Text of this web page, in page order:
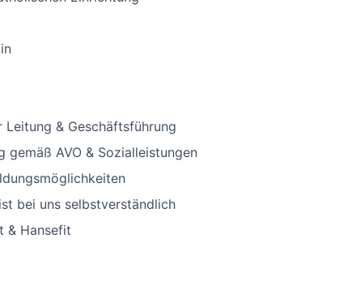
Leitung & Geschäftsführung
gemäß AVO & Sozialleistungen
bei uns selbstverständlich
& Hansefit